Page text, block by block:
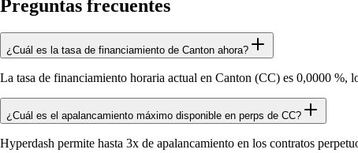
Preguntas frecuentes
¿Cuál es la tasa de financiamiento de Canton ahora?
La tasa de financiamiento horaria actual en Canton (CC) es 0,0000 %,
¿Cuál es el apalancamiento máximo disponible en perps de CC?
Hyperdash permite hasta 3x de apalancamiento en los contratos